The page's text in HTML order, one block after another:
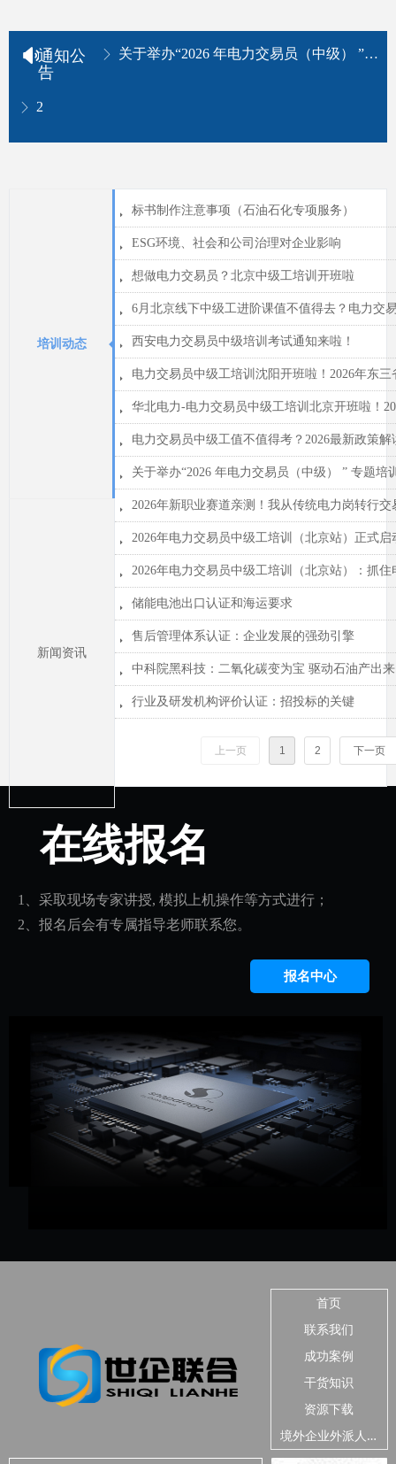
在线报名
1、采取现场专家讲授, 模拟上机操作等方式进行；
2、报名后会有专属指导老师联系您。
报名中心
넄通知公
告
ꁕ 关于举办“2026 年电力交易员（中级） ” 专题培训的通知
ꁕ
培训动态
新闻资讯
뀧 标书制作注意事项（石油石化专项服务）
뀧 ESG环境、社会和公司治理对企业影响
뀧 想做电力交易员？北京中级工培训开班啦
뀧 6月北京线下中级工进阶课值不值得去？电力交
뀧 西安电力交易员中级培训考试通知来啦！
뀧
뀧
뀧
뀧 关于举办“2026 年电力交易员（中级） ” 专题培
뀧
뀧
뀧
뀧 储能电池出口认证和海运要求
뀧 售后管理体系认证：企业发展的强劲引擎
뀧
뀧 行业及研发机构评价认证：招投标的关键
上一页 1 2 下一页
首页
联系我们
成功案例
干货知识
资源下载
境
外企业外派人员安全